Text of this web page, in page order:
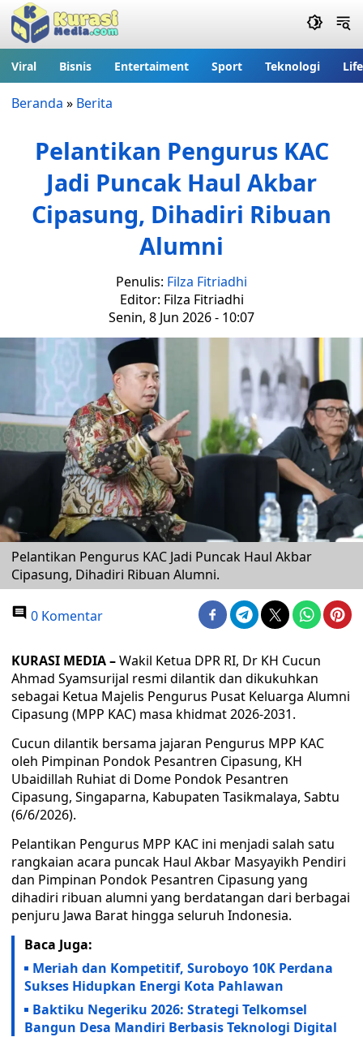
Viral Bisnis Entertaiment Sport Teknologi
Beranda » Berita
Pelantikan Pengurus KAC
Jadi Puncak Haul Akbar
Cipasung, Dihadiri Ribuan
Alumni
Penulis: Filza Fitriadhi
Editor: Filza Fitriadhi
Senin, 8 Jun 2026 - 10:07
Pelantikan Pengurus KAC Jadi Puncak Haul Akbar
Cipasung, Dihadiri Ribuan Alumni.
0 Komentar
KURASI MEDIA –Wakil Ketua DPR RI, Dr KH Cucun
Ahmad Syamsurijal resmi dilantik dan dikukuhkan
sebagai Ketua Majelis Pengurus Pusat Keluarga Alumni
Cipasung (MPP KAC) masa khidmat 2026-2031.
Cucun dilantik bersama jajaran Pengurus MPP KAC
oleh Pimpinan Pondok Pesantren Cipasung, KH
Ubaidillah Ruhiat di Dome Pondok Pesantren
Cipasung, Singaparna, Kabupaten Tasikmalaya, Sabtu
(6/6/2026).
Pelantikan Pengurus MPP KAC ini menjadi salah satu
rangkaian acara puncak Haul Akbar Masyayikh Pendiri
dan Pimpinan Pondok Pesantren Cipasung yang
dihadiri ribuan alumni yang berdatangan dari berbagai
penjuru Jawa Barat hingga seluruh Indonesia.
Baca Juga:
Meriah dan Kompetitif, Suroboyo 10K Perdana
Sukses Hidupkan Energi Kota Pahlawan
Baktiku Negeriku 2026: Strategi Telkomsel
Bangun Desa Mandiri Berbasis Teknologi Digital